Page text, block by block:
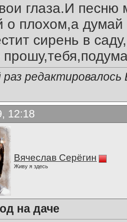
глаза.И
о плохом,а думай
сирень в
12:18
Вячеслав Серёгин
Живу я здесь
на даче